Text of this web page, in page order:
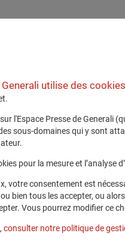
utilise des
l'Espace Presse de Generali
sous-domaines qui y sont
pour la mesure et l’analyse
votre consentement est
bien tous les accepter, ou
Vous pourrez modifier ce
consulter notre politique de